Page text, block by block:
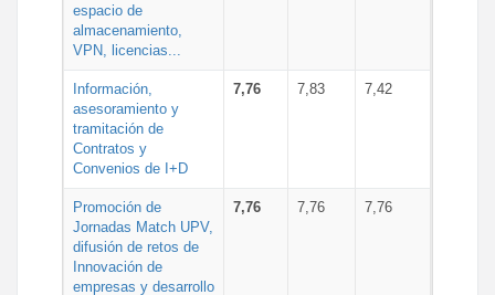
espacio de
almacenamiento,
VPN, licencias...
Información,
asesoramiento y
tramitación de
Contratos y
Convenios de I+D
7,76 7,83 7,42
Promoción de
Jornadas Match UPV,
difusión de retos de
Innovación de
empresas y desarrollo
7,76 7,76 7,76